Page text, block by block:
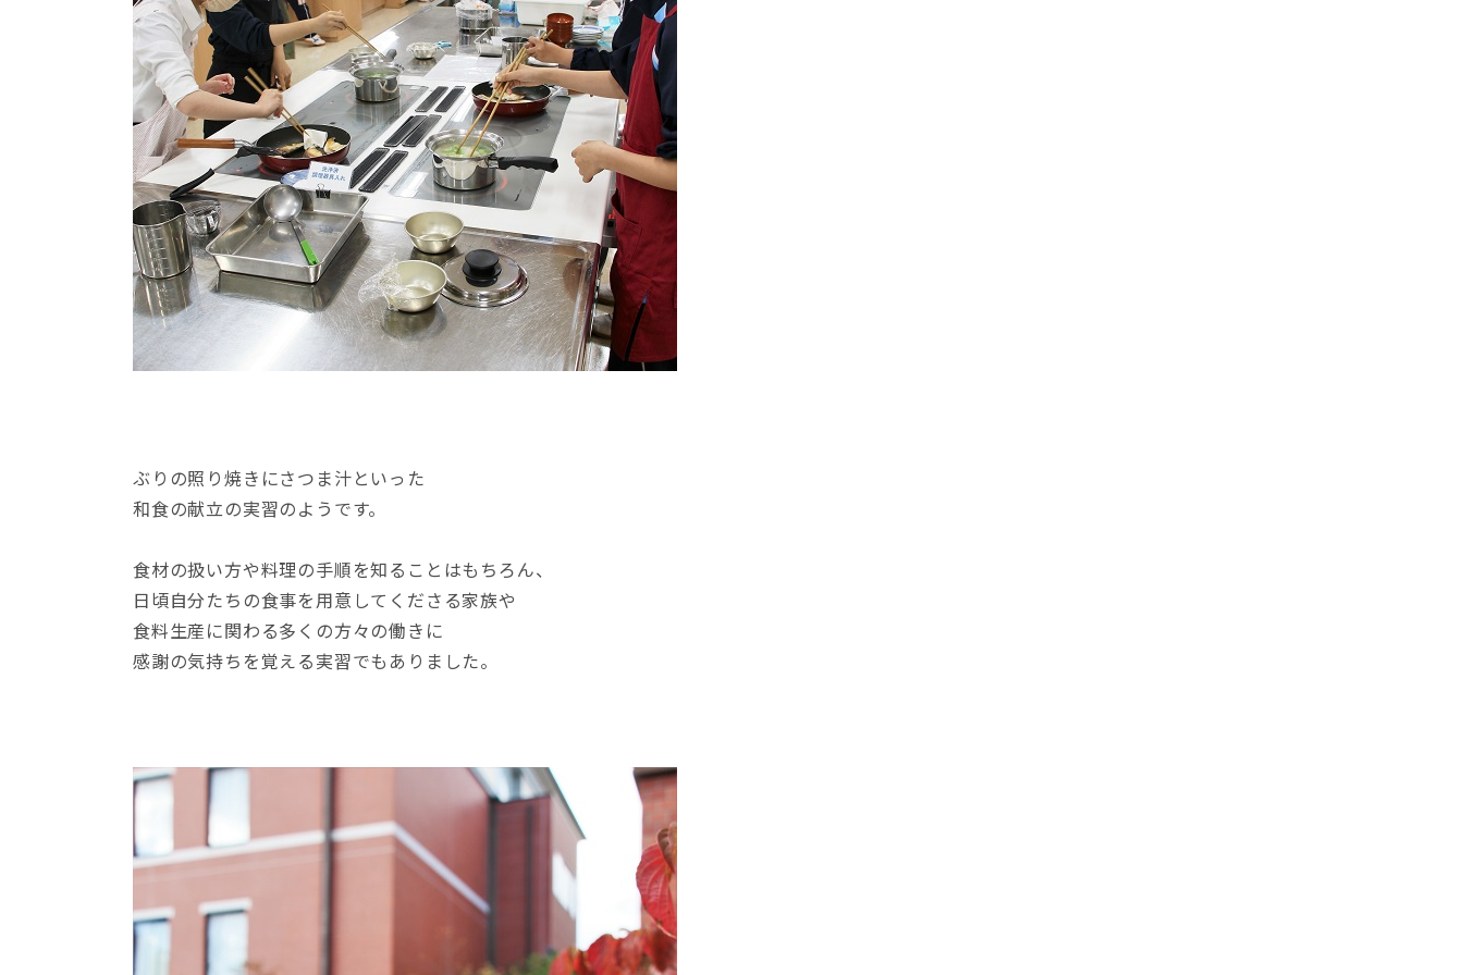
ぶりの照り焼きにさつま汁といった
和食の献立の実習のようです。
食材の扱い方や料理の手順を知ることはもちろん、
日頃自分たちの食事を用意してくださる家族や
食料生産に関わる多くの方々の働きに
感謝の気持ちを覚える実習でもありました。